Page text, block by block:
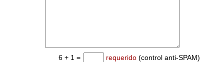
6 + 1 = requerido (control anti-SPAM)